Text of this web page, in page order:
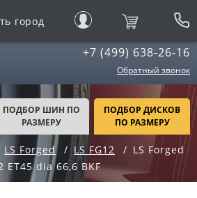
город
+7 (499) 638-26-16
Обратный звонок
ПОДБОР ШИН ПО
РАЗМЕРУ
ПОДБОР ДИСКОВ
ПО РАЗМЕРУ
LS Forged LS FG12
LS Forged
ET45 dia 66,6 BKF